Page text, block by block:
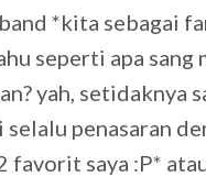
*kita sebagai
seperti apa sang
yah, setidaknya
penasaran
favorit saya :P*